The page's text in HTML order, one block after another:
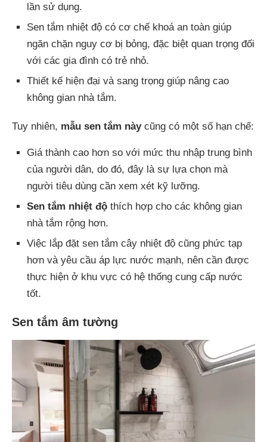
lần sử dụng.
Sen tắm nhiệt độ có cơ chế khoá an toàn giúp
ngăn chặn nguy cơ bị bỏng, đặc biệt quan trọng đối
với các gia đình có trẻ nhỏ.
Thiết kế hiện đại và sang trọng giúp nâng cao
không gian nhà tắm.
Tuy nhiên, mẫu sen tắm nàycũng có một số hạn chế:
Giá thành cao hơn so với mức thu nhập trung bình
của người dân, do đó, đây là sự lựa chọn mà
người tiêu dùng cần xem xét kỹ lưỡng.
Sen tắm nhiệt độ thích hợp cho các không gian
nhà tắm rộng hơn.
Việc lắp đặt sen tắm cây nhiệt độ cũng phức tạp
hơn và yêu cầu áp lực nước mạnh, nên cần được
thực hiện ở khu vực có hệ thống cung cấp nước
tốt.
Sen tắm âm tường